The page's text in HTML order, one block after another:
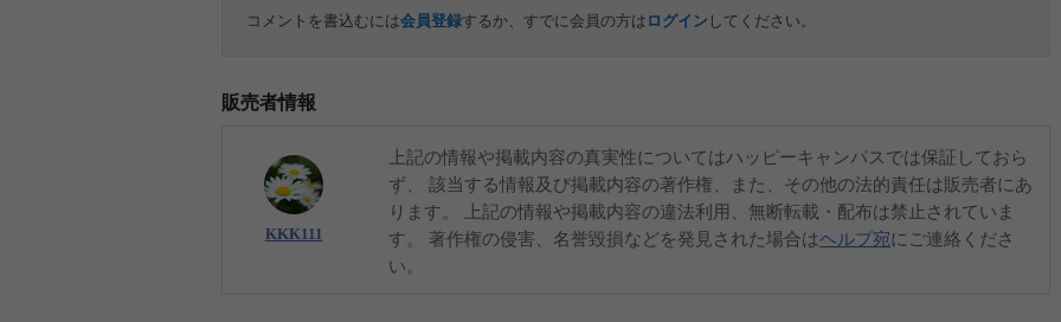
コメントを書込むには会員登録するか、すでに会員の方は ログイン してください。
販売者情報
KKK111
上記の情報や掲載内容の真実性についてはハッピーキャンパスでは保証しておら
ず、 該当する情報及び掲載内容の著作権、また、その他の法的責任は販売者にあ
ります。 上記の情報や掲載内容の違法利用、無断転載・配布は禁止されていま
す。 著作権の侵害、名誉毀損などを発見された場合はヘルプ宛にご連絡くださ
い。